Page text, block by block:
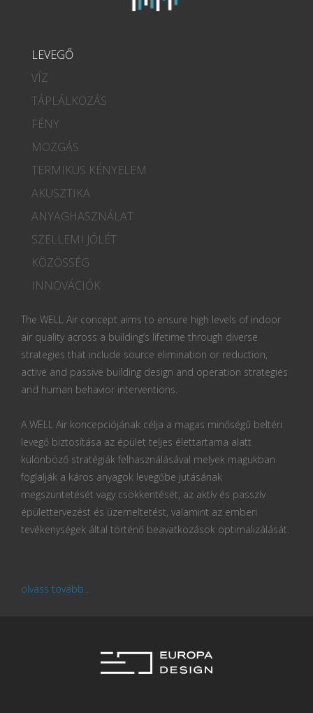
LEVEGŐ
VÍZ
TÁPLÁLKOZÁS
FÉNY
MOZGÁS
TERMIKUS KÉNYELEM
AKUSZTIKA
ANYAGHASZNÁLAT
SZELLEMI JÓLÉT
KÖZÖSSÉG
INNOVÁCIÓK
The WELL Air concept aims to ensure high levels of indoor
air quality across a building’s lifetime through diverse
strategies that include source elimination or reduction,
active and passive building design and operation strategies
and human behavior interventions.
A WELL Air koncepciójának célja a magas minőségű beltéri
levegő biztosítása az épület teljes élettartama alatt
különböző stratégiák felhasználásával melyek magukban
foglalják a káros anyagok levegőbe jutásának
megszüntetését vagy csökkentését, az aktív és passzív
épülettervezést és üzemeltetést, valamint az emberi
tevékenységek által történő beavatkozások optimalizálását.
olvass tovább...